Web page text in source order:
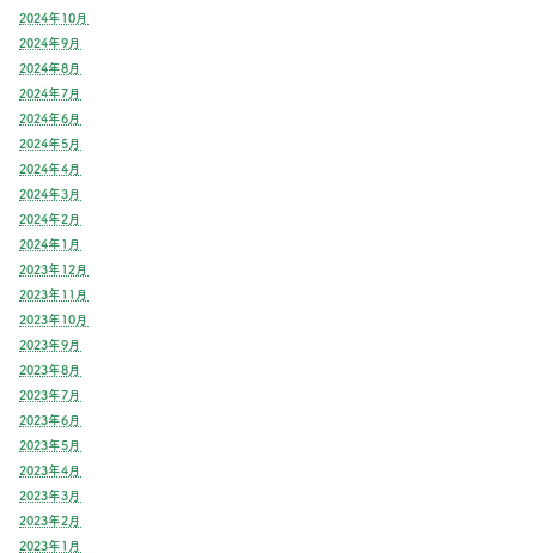
2024年10月
2024年9月
2024年8月
2024年7月
2024年6月
2024年5月
2024年4月
2024年3月
2024年2月
2024年1月
2023年12月
2023年11月
2023年10月
2023年9月
2023年8月
2023年7月
2023年6月
2023年5月
2023年4月
2023年3月
2023年2月
2023年1月